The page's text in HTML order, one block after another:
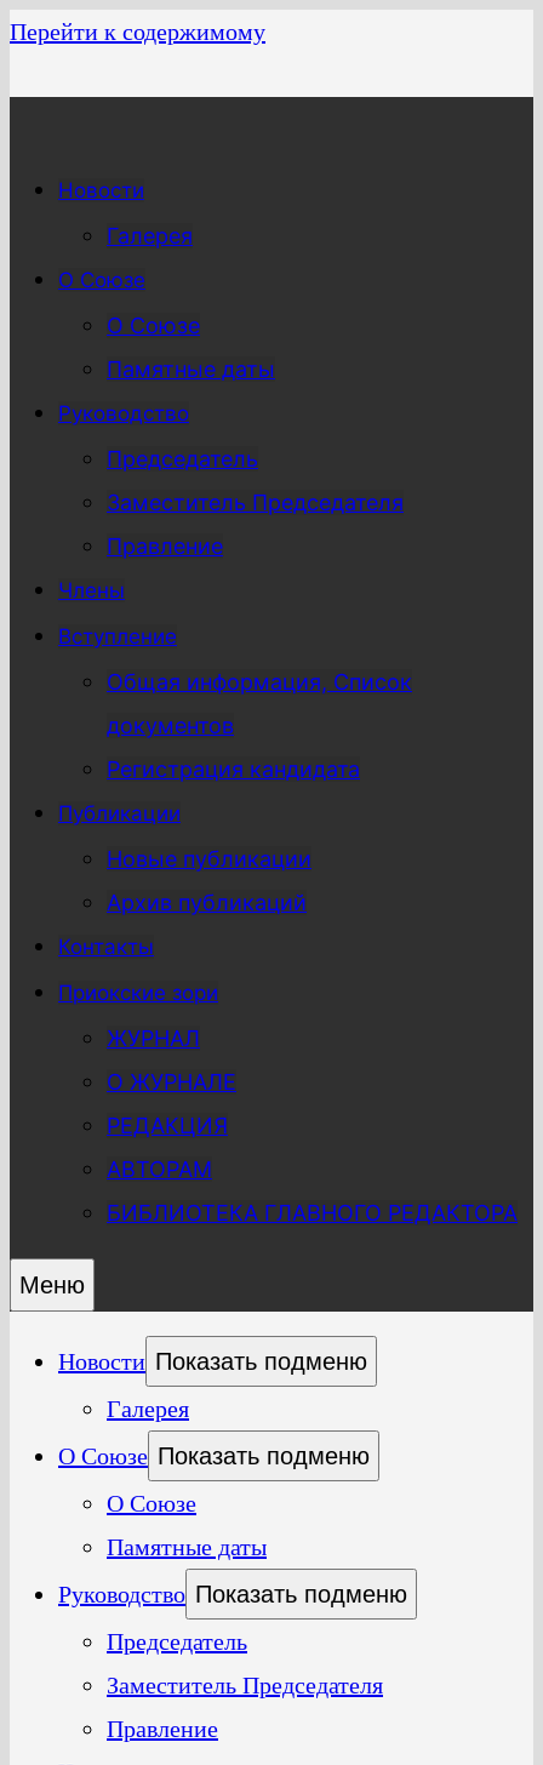
Перейти к содержимому
Новости
Галерея
О Союзе
О Союзе
Памятные даты
Руководство
Председатель
Заместитель Председателя
Правление
Члены
Вступление
Общая информация, Список
документов
Регистрация кандидата
Публикации
Новые публикации
Архив публикаций
Контакты
Приокские зори
ЖУРНАЛ
О ЖУРНАЛЕ
РЕДАКЦИЯ
АВТОРАМ
БИБЛИОТЕКА ГЛАВНОГО РЕДАКТОРА
Меню
Новости Показать подменю
Галерея
О Союзе Показать подменю
О Союзе
Памятные даты
Руководство Показать подменю
Председатель
Заместитель Председателя
Правление